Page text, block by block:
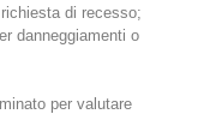
di recesso;
danneggiamenti o
per valutare